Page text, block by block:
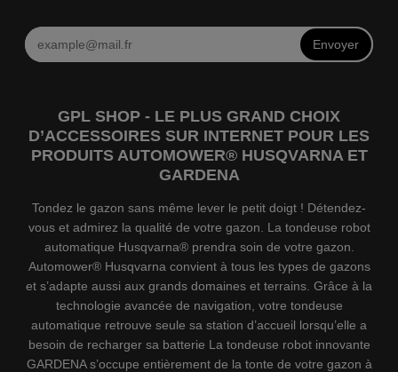
Envoyer
GPL SHOP - LE PLUS GRAND CHOIX
D’ACCESSOIRES SUR INTERNET POUR LES
PRODUITS AUTOMOWER® HUSQVARNA ET
GARDENA
Tondez le gazon sans même lever le petit doigt ! Détendez-
vous et admirez la qualité de votre gazon. La tondeuse robot
automatique Husqvarna® prendra soin de votre gazon.
Automower® Husqvarna convient à tous les types de gazons
et s’adapte aussi aux grands domaines et terrains. Grâce à la
technologie avancée de navigation, votre tondeuse
automatique retrouve seule sa station d’accueil lorsqu’elle a
besoin de recharger sa batterie La tondeuse robot innovante
GARDENA s’occupe entièrement de la tonte de votre gazon à